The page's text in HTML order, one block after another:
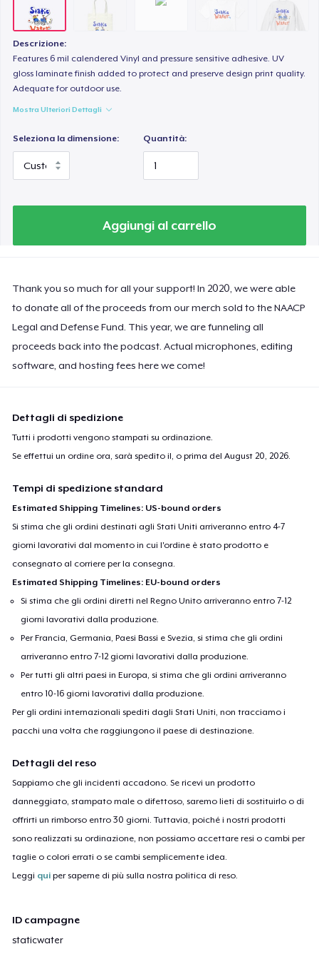
Descrizione:
Features 6 mil calendered Vinyl and pressure sensitive adhesive. UV
gloss laminate finish added to protect and preserve design print quality.
Adequate for outdoor use.
Mostra Ulteriori Dettagli
Seleziona la dimensione: Quantità:
Aggiungi al carrello
Thank you so much for all your support! In 2020, we were able
to donate all of the proceeds from our merch sold to the NAACP
Legal and Defense Fund. This year, we are funneling all
proceeds back into the podcast. Actual microphones, editing
software, and hosting fees here we come!
Dettagli di spedizione
Tutti i prodotti vengono stampati su ordinazione.
Se effettui un ordine ora, sarà spedito il, o prima delAugust 20, 2026.
Tempi di spedizione standard
Estimated Shipping Timelines: US-bound orders
Si stima che gli ordini destinati agli Stati Uniti arriveranno entro 4-7
giorni lavorativi dal momento in cui l'ordine è stato prodotto e
consegnato al corriere per la consegna.
Estimated Shipping Timelines: EU-bound orders
Si stima che gli ordini diretti nel Regno Unito arriveranno entro 7-12
giorni lavorativi dalla produzione.
Per Francia, Germania, Paesi Bassi e Svezia, si stima che gli ordini
arriveranno entro 7-12 giorni lavorativi dalla produzione.
Per tutti gli altri paesi in Europa, si stima che gli ordini arriveranno
entro 10-16 giorni lavorativi dalla produzione.
Per gli ordini internazionali spediti dagli Stati Uniti, non tracciamo i
pacchi una volta che raggiungono il paese di destinazione.
Dettagli del reso
Sappiamo che gli incidenti accadono. Se ricevi un prodotto
danneggiato, stampato male o difettoso, saremo lieti di sostituirlo o di
offrirti un rimborso entro 30 giorni. Tuttavia, poiché i nostri prodotti
sono realizzati su ordinazione, non possiamo accettare resi o cambi per
taglie o colori errati o se cambi semplicemente idea.
Leggi qui per saperne di più sulla nostra politica di reso.
ID campagne
staticwater